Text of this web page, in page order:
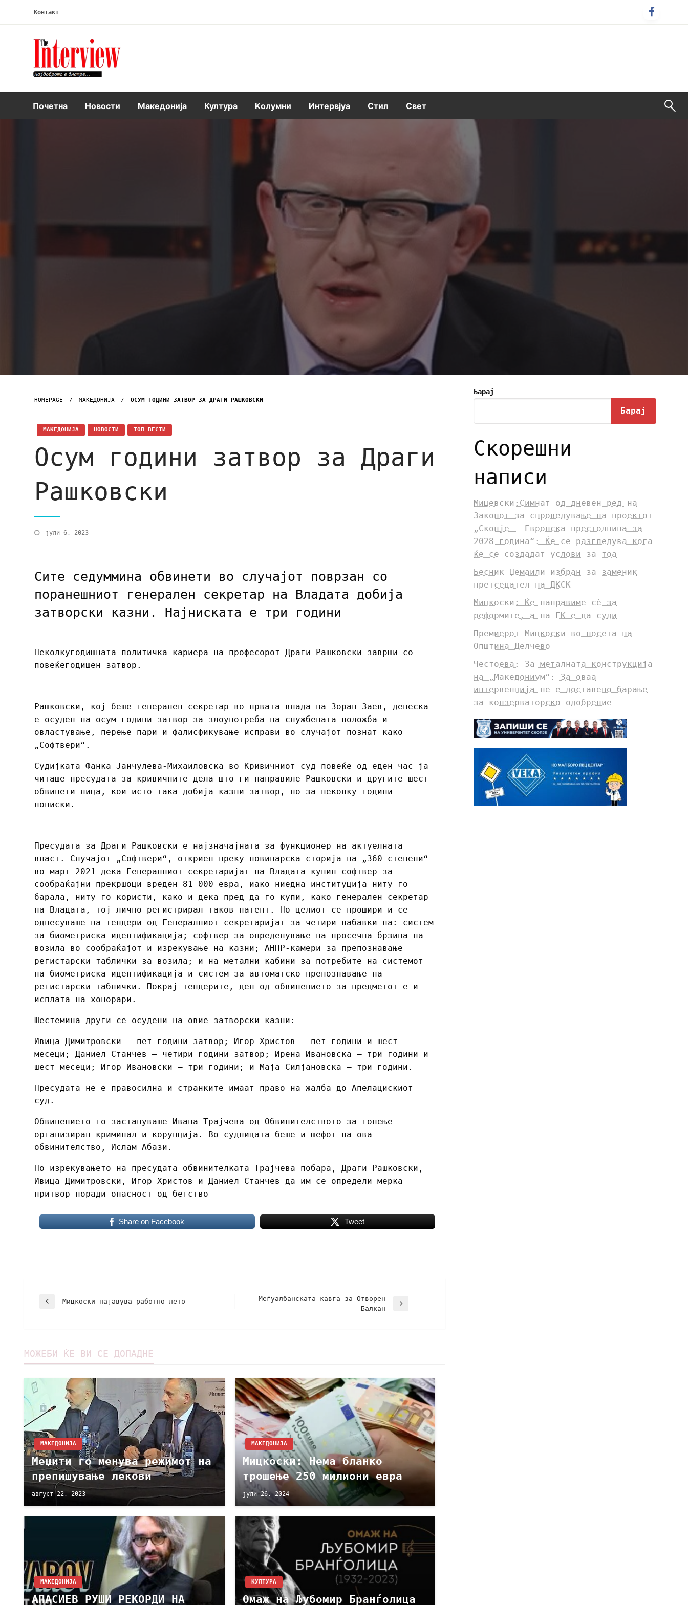
Контакт
Интервју
Почетна Новости Македонија Култура Kолумни Интервјуа Стил Свет
HOMEPAGE МАКЕДОНИЈА OСУМ ГОДИНИ ЗАТВОР ЗА ДРАГИ РАШКОВСКИ
МАКЕДОНИЈА НОВОСТИ ТОП ВЕСТИ
Oсум години затвор за Драги
Рашковски
јули 6, 2023
Сите седуммина обвинети во случајот поврзан со
поранешниот генерален секретар на Владата добија
затворски казни. Најниската е три години
Неколкугодишната политичка кариера на професорот Драги Рашковски заврши со
повеќегодишен затвор.
Рашковски, кој беше генерален секретар во првата влада на Зоран Заев, денеска
е осуден на осум години затвор за злоупотреба на службената положба и
овластување, перење пари и фалисфикување исправи во случајот познат како
„Софтвери“.
Судијката Фанка Јанчулева-Михаиловска во Кривичниот суд повеќе од еден час ја
читаше пресудата за кривичните дела што ги направиле Рашковски и другите шест
обвинети лица, кои исто така добија казни затвор, но за неколку години
пониски.
Пресудата за Драги Рашковски е најзначајната за функционер на актуелната
власт. Случајот „Софтвери“, откриен преку новинарска сторија на „360 степени“
во март 2021 дека Генералниот секретаријат на Владата купил софтвер за
сообраќајни прекршоци вреден 81 000 евра, иако ниедна институција ниту го
барала, ниту го користи, како и дека пред да го купи, како генерален секретар
на Владата, тој лично регистрирал таков патент. Но целиот се прошири и се
однесуваше на тендери од Генералниот секретаријат за четири набавки на: систем
за биометриска идентификација; софтвер за определување на просечна брзина на
возила во сообраќајот и изрекување на казни; АНПР-камери за препознавање
регистарски таблички за возила; и на метални кабини за потребите на системот
на биометриска идентификација и систем за автоматско препознавање на
регистарски таблички. Покрај тендерите, дел од обвинението за предметот е и
исплата на хонорари.
Шестемина други се осудени на овие затворски казни:
Ивица Димитровски – пет години затвор; Игор Христов – пет години и шест
месеци; Даниел Станчев – четири години затвор; Ирена Ивановска – три години и
шест месеци; Игор Ивановски – три години; и Маја Силјановска – три години.
Пресудата не е правосилна и странките имаат право на жалба до Апелацискиот
суд.
Обвинението го застапуваше Ивана Трајчева од Обвинителството за гонење
организиран криминал и корупција. Во судницата беше и шефот на ова
обвинителство, Ислам Абази.
По изрекувањето на пресудата обвинителката Трајчева побара, Драги Рашковски,
Ивица Димитровски, Игор Христов и Даниел Станчев да им се определи мерка
притвор поради опасност од бегство
Share on Facebook Tweet
Мицкоски најавува работно лето
Меѓуалбанската кавга за Отворен
Балкан
МОЖЕБИ ЌЕ ВИ СЕ ДОПАДНЕ
МАКЕДОНИЈА
Меџити го менува режимот на
препишување лекови
август 22, 2023
МАКЕДОНИЈА
Мицкоски: Нема бланко
трошење 250 милиони евра
јули 26, 2024
МАКЕДОНИЈА
АПАСИЕВ РУШИ РЕКОРДИ НА
КУЛТУРА
Омаж на Љубомир Бранѓолица
Барај
Барај
Скорешни
написи
Мицевски:Симнат од дневен ред на
Законот за спроведување на проектот
„Скопје – Европска престолнина за
2028 година“: Ќе се разгледува кога
ќе се создадат услови за тоа
Бесник Џемаили избран за заменик
претседател на ДКСК
Мицкоски: Ќе направиме сè за
реформите, а на ЕК е да суди
Премиерот Мицкоски во посета на
Општина Делчево
Честоева: За металната конструкција
на „Македониум“: За оваа
интервенција не е доставено барање
за конзерваторско одобрение